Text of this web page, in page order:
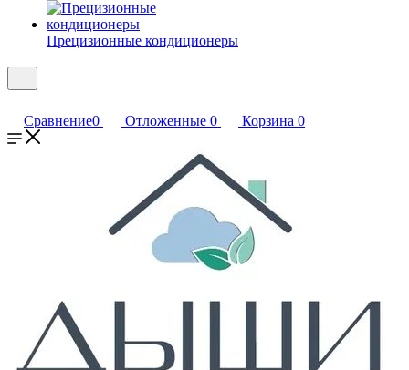
Прецизионные кондиционеры
Сравнение0 Отложенные 0 Корзина 0